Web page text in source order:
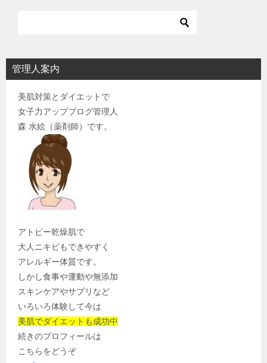
管理人案内
美肌対策とダイエットで
女子力アップブログ管理人
森 水絵（薬剤師）です。
アトピー乾燥肌で
大人ニキビもできやすく
アレルギー体質です。
しかし食事や運動や無添加
スキンケアやサプリなど
いろいろ体験して今は
美肌でダイエットも成功中
続きのプロフィールは
こちらをどうぞ